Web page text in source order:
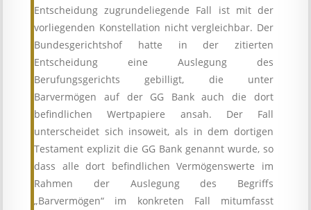
Entscheidung zugrundeliegende Fall ist mit der
vorliegenden Konstellation nicht vergleichbar. Der
Bundesgerichtshof hatte in der zitierten
Entscheidung eine Auslegung des
Berufungsgerichts gebilligt, die unter
Barvermögen auf der GG Bank auch die dort
befindlichen Wertpapiere ansah. Der Fall
unterscheidet sich insoweit, als in dem dortigen
Testament explizit die GG Bank genannt wurde, so
dass alle dort befindlichen Vermögenswerte im
Rahmen der Auslegung des Begriffs
„Barvermögen“ im konkreten Fall mitumfasst